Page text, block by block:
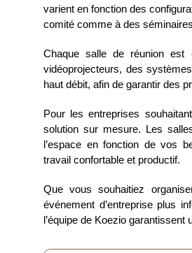
varient en fonction des
comité comme à des
Chaque salle de réunion est
vidéoprojecteurs, des
haut débit, afin de garantir des
Pour les entreprises
solution sur mesure. Les
l’espace en fonction de vos
travail confortable et productif.
Que vous souhaitiez
événement d’entreprise plus
l’équipe de Koezio